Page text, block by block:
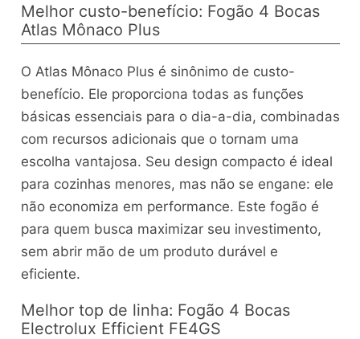
Melhor custo-benefício: Fogão 4 Bocas
Atlas Mônaco Plus
O Atlas Mônaco Plus é sinônimo de custo-
benefício. Ele proporciona todas as funções
básicas essenciais para o dia-a-dia, combinadas
com recursos adicionais que o tornam uma
escolha vantajosa. Seu design compacto é ideal
para cozinhas menores, mas não se engane: ele
não economiza em performance. Este fogão é
para quem busca maximizar seu investimento,
sem abrir mão de um produto durável e
eficiente.
Melhor top de linha: Fogão 4 Bocas
Electrolux Efficient FE4GS